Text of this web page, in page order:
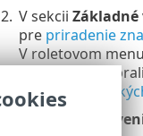
2. V sekcii Základné
pre priradenie
V roletovom menu
novej úlohy
sizoznam